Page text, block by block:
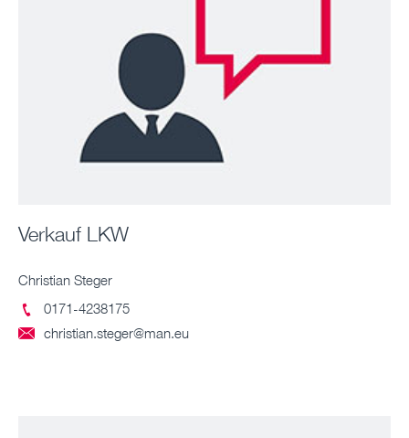
Verkauf LKW
Christian Steger

0171-4238175
 christian.steger@man.eu